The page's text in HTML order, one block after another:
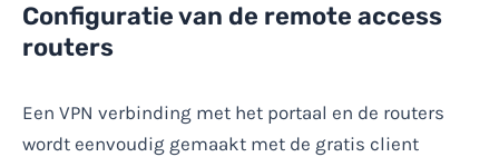
Configuratie van de remote access
routers
Een VPN verbinding met het portaal en de routers
wordt eenvoudig gemaakt met de gratis client